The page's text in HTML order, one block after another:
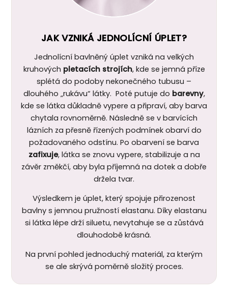
JAK VZNIKÁ JEDNOLÍCNÍ ÚPLET?
Jednolícní bavlněný úplet vzniká na velkých
kruhových pletacích strojích, kde se jemná příze
splétá do podoby nekonečného tubusu –
dlouhého „rukávu“ látky. Poté putuje do barevny,
kde se látka důkladně vypere a připraví, aby barva
chytala rovnoměrně. Následně se v barvících
lázních za přesně řízených podmínek obarví do
požadovaného odstínu. Po obarvení se barva
zafixuje, látka se znovu vypere, stabilizuje a na
závěr změkčí, aby byla příjemná na dotek a dobře
držela tvar.
Výsledkem je úplet, který spojuje přirozenost
bavlny s jemnou pružností elastanu. Díky elastanu
si látka lépe drží siluetu, nevytahuje se a zůstává
dlouhodobě krásná.
Na první pohled jednoduchý materiál, za kterým
se ale skrývá poměrně složitý proces.